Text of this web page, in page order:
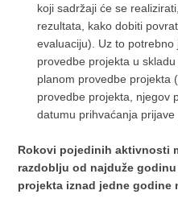
koji sadržaji će se
rezultata, kako dobiti
evaluaciju). Uz to
provedbe projekta u
planom provedbe projekta
provedbe projekta, njegov
datumu prihvaćanja prijave
Rokovi pojedinih aktivnosti
razdoblju od najduže
projekta iznad jedne godine